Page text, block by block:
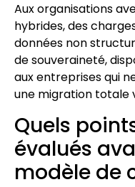
Aux organisations
hybrides, des
données non
de souveraineté,
aux entreprises qui
une migration totale
Quels
évalués
modèle de